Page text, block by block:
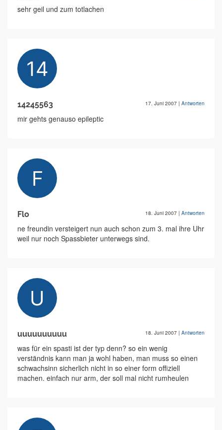
sehr geil und zum totlachen
14245563 17. Juni 2007 | Antworten
mir gehts genauso epileptic
Flo 18. Juni 2007 | Antworten
ne freundin versteigert nun auch schon zum 3. mal ihre Uhr
weil nur noch Spassbieter unterwegs sind.
uuuuuuuuuu 18. Juni 2007 | Antworten
was für ein spasti ist der typ denn? so ein wenig
verständnis kann man ja wohl haben, man muss so einen
schwachsinn sicherlich nicht in so einer form offiziell
machen. einfach nur arm, der soll mal nicht rumheulen